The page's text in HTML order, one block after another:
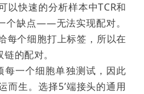
以快速的分析样本中TCR和
个缺点——无法实现配对。
每个细胞打上标签，所以在
的配对。
每一个细胞单独测试，因此
而生。选择5’端接头的通用